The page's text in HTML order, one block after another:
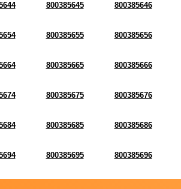
800385645 800385646
800385655 800385656
800385665 800385666
800385675 800385676
800385685 800385686
800385695 800385696